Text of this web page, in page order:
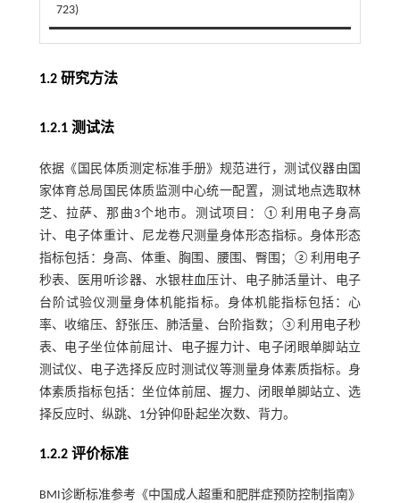
723)
1.2 研究方法
1.2.1 测试法
依据《国民体质测定标准手册》规范进行，测试仪器由国
家体育总局国民体质监测中心统一配置，测试地点选取林
芝、拉萨、那曲3个地市。测试项目：①利用电子身高
计、电子体重计、尼龙卷尺测量身体形态指标。身体形态
指标包括：身高、体重、胸围、腰围、臀围；②利用电子
秒表、医用听诊器、水银柱血压计、电子肺活量计、电子
台阶试验仪测量身体机能指标。身体机能指标包括：心
率、收缩压、舒张压、肺活量、台阶指数；③利用电子秒
表、电子坐位体前屈计、电子握力计、电子闭眼单脚站立
测试仪、电子选择反应时测试仪等测量身体素质指标。身
体素质指标包括：坐位体前屈、握力、闭眼单脚站立、选
择反应时、纵跳、1分钟仰卧起坐次数、背力。
1.2.2 评价标准
BMI诊断标准参考《中国成人超重和肥胖症预防控制指南》